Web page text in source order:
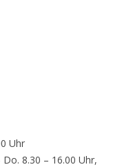
Uhr
8.30 – 16.00 Uhr,